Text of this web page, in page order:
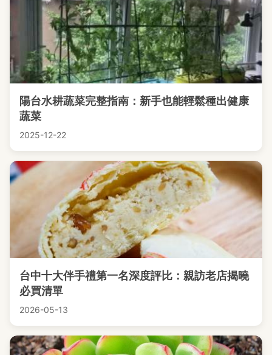
陽台水耕蔬菜完整指南：新手也能輕鬆種出健康
蔬菜
2025-12-22
台中十大伴手禮第一名深度評比：親訪老店揭曉
必買清單
2026-05-13